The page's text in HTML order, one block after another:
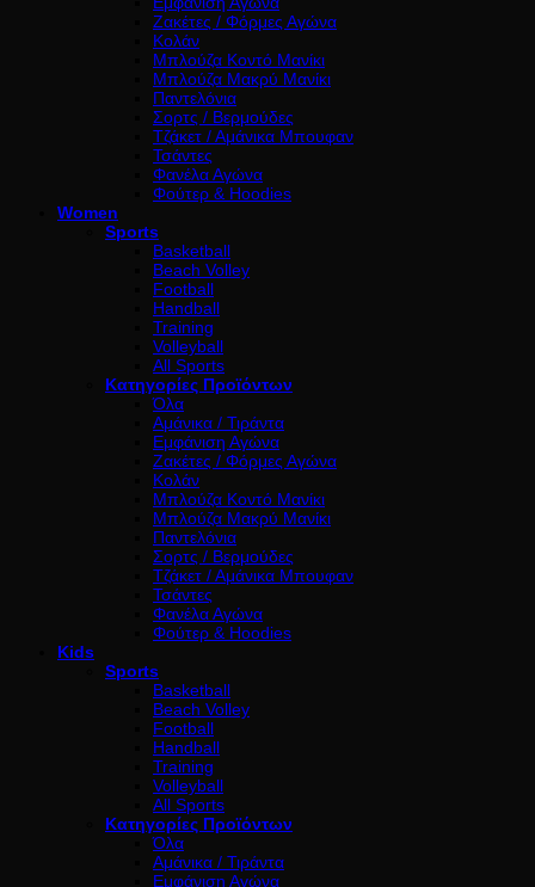
Ζακέτες / Φόρμες Αγώνα
Κολάν
Μπλούζα Κοντό Μανίκι
Μπλούζα Μακρύ Μανίκι
Παντελόνια
Σορτς / Βερμούδες
Τζάκετ / Αμάνικα Μπουφαν
Τσάντες
Φανέλα Αγώνα
Φούτερ & Hoodies
Women
Sports
Basketball
Beach Volley
Football
Handball
Training
Volleyball
All Sports
Κατηγορίες Προϊόντων
Όλα
Αμάνικα / Τιράντα
Εμφάνιση Αγώνα
Ζακέτες / Φόρμες Αγώνα
Κολάν
Μπλούζα Κοντό Μανίκι
Μπλούζα Μακρύ Μανίκι
Παντελόνια
Σορτς / Βερμούδες
Τζάκετ / Αμάνικα Μπουφαν
Τσάντες
Φανέλα Αγώνα
Φούτερ & Hoodies
Kids
Sports
Basketball
Beach Volley
Football
Handball
Training
Volleyball
All Sports
Κατηγορίες Προϊόντων
Όλα
Αμάνικα / Τιράντα
Εμφάνιση Αγώνα